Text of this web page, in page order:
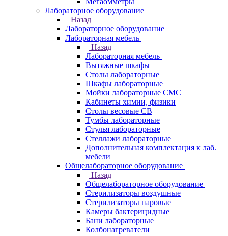
Лабораторное оборудование
Назад
Лабораторное оборудование
Лабораторная мебель
Назад
Лабораторная мебель
Вытяжные шкафы
Столы лабораторные
Шкафы лабораторные
Мойки лабораторные СМС
Кабинеты химии, физики
Столы весовые СВ
Тумбы лабораторные
Стулья лабораторные
Стеллажи лабораторные
Дополнительная комплектация к лаб.
мебели
Общелабораторное оборудование
Назад
Общелабораторное оборудование
Стерилизаторы воздушные
Стерилизаторы паровые
Камеры бактерицидные
Бани лабораторные
Колбонагреватели